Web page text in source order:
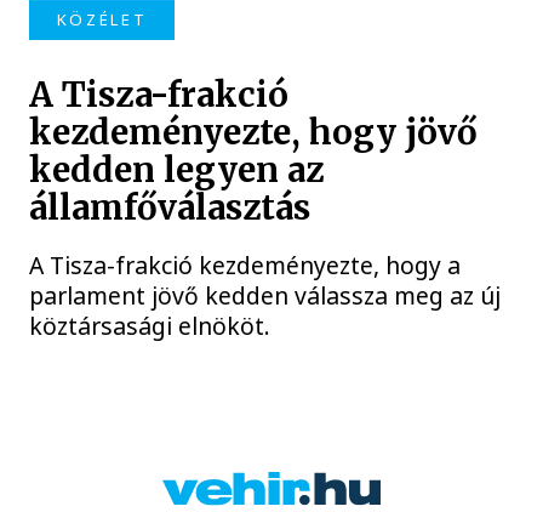
KÖZÉLET
A Tisza-frakció
kezdeményezte, hogy jövő
kedden legyen az
államfőválasztás
A Tisza-frakció kezdeményezte, hogy a
parlament jövő kedden válassza meg az új
köztársasági elnököt.